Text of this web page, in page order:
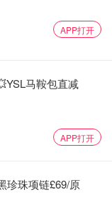
APP打开
马鞍包直减
APP打开
珍珠项链£69/原